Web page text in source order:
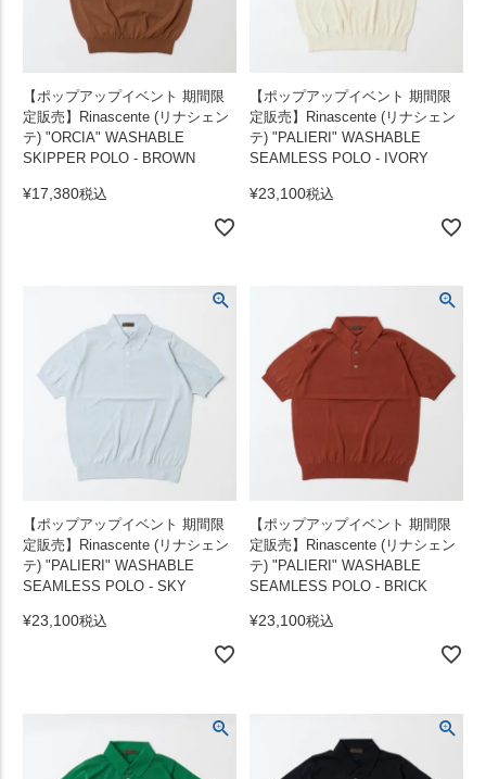
【ポップアップイベント 期間限
定販売】Rinascente (リナシェン
テ) "ORCIA" WASHABLE
SKIPPER POLO - BROWN
¥17,380税込
【ポップアップイベント 期間限
定販売】Rinascente (リナシェン
テ) "PALIERI" WASHABLE
SEAMLESS POLO - IVORY
¥23,100税込
【ポップアップイベント 期間限
定販売】Rinascente (リナシェン
テ) "PALIERI" WASHABLE
SEAMLESS POLO - SKY
¥23,100税込
【ポップアップイベント 期間限
定販売】Rinascente (リナシェン
テ) "PALIERI" WASHABLE
SEAMLESS POLO - BRICK
¥23,100税込